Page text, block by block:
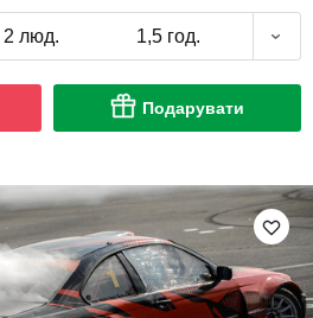
2 люд. 1,5 год.
Подарувати